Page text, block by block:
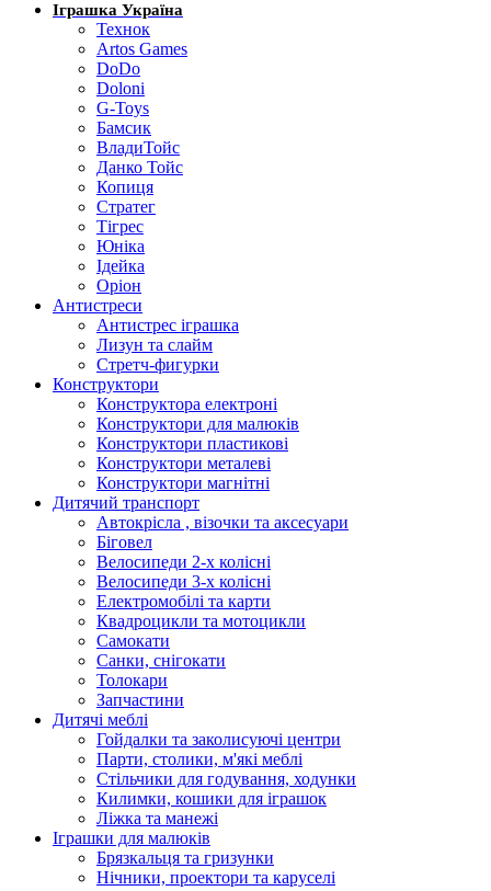
Іграшка Україна
Технок
Artos Games
DoDo
Doloni
G-Toys
Бамсик
ВладиТойс
Данко Тойс
Копиця
Стратег
Тігрес
Юніка
Ідейка
Оріон
Антистреси
Антистрес іграшка
Лизун та слайм
Стретч-фигурки
Конструктори
Конструктора електроні
Конструктори для малюків
Конструктори пластикові
Конструктори металеві
Конструктори магнітні
Дитячий транспорт
Автокрісла , візочки та аксесуари
Біговел
Велосипеди 2-х колісні
Велосипеди 3-х колісні
Електромобілі та карти
Квадроцикли та мотоцикли
Самокати
Санки, снігокати
Толокари
Запчастини
Дитячі меблі
Гойдалки та заколисуючі центри
Парти, столики, м'які меблі
Стільчики для годування, ходунки
Килимки, кошики для іграшок
Ліжка та манежі
Іграшки для малюків
Брязкальця та гризунки
Нічники, проектори та каруселі